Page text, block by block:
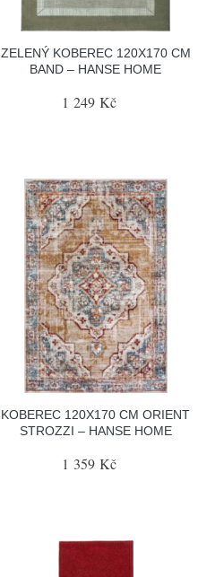
ZELENÝ KOBEREC 120X170 CM
BAND – HANSE HOME
1 249 Kč
KOBEREC 120X170 CM ORIENT
STROZZI – HANSE HOME
1 359 Kč